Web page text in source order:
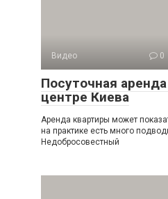
Видео 0
Посуточная
центре Киева
Аренда квартиры может
на практике есть много
Недобросовестный